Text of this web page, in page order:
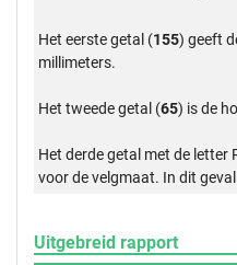
Het eerste getal (155) geeft
millimeters.
Het tweede getal (65) is de
Het derde getal met de letter
voor de velgmaat. In dit
Uitgebreid rapport